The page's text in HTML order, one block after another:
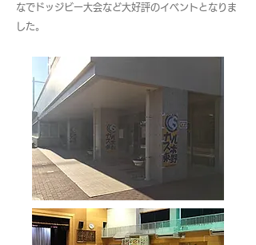
なでドッジビー大会など大好評のイベントとなりま
した。